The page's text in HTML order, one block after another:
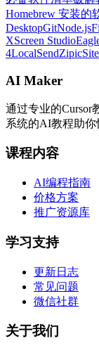
Homebrew 安装的
DesktopGitNode.js
XScreen Studio
4LocalSendZipic
AI Maker
通过专业的Cursor
系统的AI教程助你
课程内容
AI编程指南
价格方案
推广资源库
学习支持
更新日志
常见问题
微信社群
关于我们